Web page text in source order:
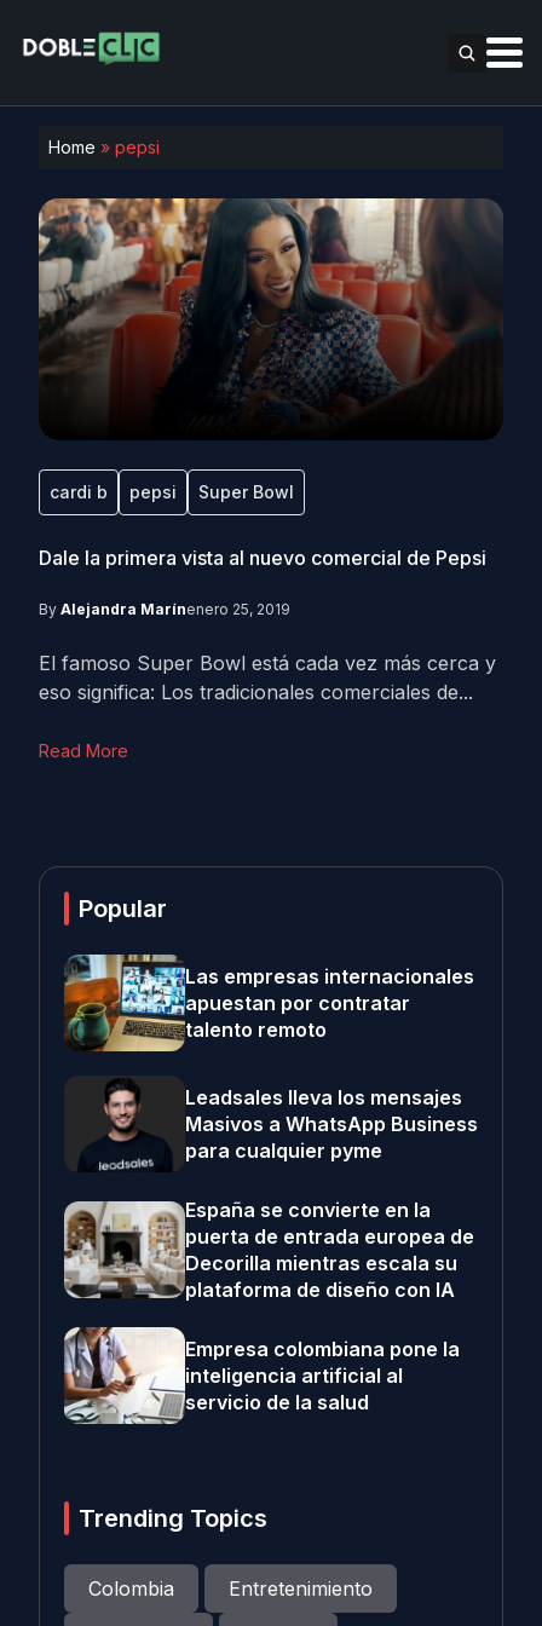
Home » pepsi
cardi b pepsi Super Bowl
Dale la primera vista al nuevo comercial de Pepsi
By Alejandra Marínenero 25, 2019
El famoso Super Bowl está cada vez más cerca y
eso significa: Los tradicionales comerciales de...
Read More
Popular
Las empresas internacionales
apuestan por contratar
talento remoto
Leadsales lleva los mensajes
Masivos a WhatsApp Business
para cualquier pyme
España se convierte en la
puerta de entrada europea de
Decorilla mientras escala su
plataforma de diseño con IA
Empresa colombiana pone la
inteligencia artificial al
servicio de la salud
Trending Topics
Colombia
Entretenimiento